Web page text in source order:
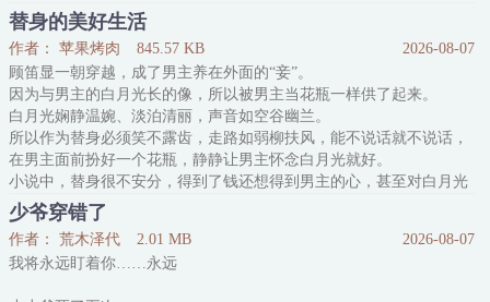
人生三万天，而他在比别人多出的无数个黑夜里祈祷长眠。
他并不打算前往雪山赴死，只是想在心中的应许之地好好睡上一觉。
雪山下偶遇曾经的老同学，
窦棠婴秉持着心动就撩，撩不动就色诱，色诱不成……
那就把他拐下山，用红尘腌入味。
然而共伴旅途三千里，窦棠婴认清
替身的美好生活
作者： 苹果烤肉 845.57 KB
2026-08-07
顾笛显一朝穿越，成了男主养在外面的“妾”。
因为与男主的白月光长的像，所以被男主当花瓶一样供了起来。
白月光娴静温婉、淡泊清丽，声音如空谷幽兰。
所以作为替身必须笑不露齿，走路如弱柳扶风，能不说话就不说话，
在男主面前扮好一个花瓶，静静让男主怀念白月光就好。
小说中，替身很不安分，得到了钱还想得到男主的心，甚至对白月光
下手，男主气愤之下一刀结果了替身。
最终恶毒替身死得其所，而男主终于与白月光在一起。
顾笛显表示这个工作可以接，只要不笑不说话就可以拿钱，哪来的好
事？
少爷穿错了
作者： 荒木泽代 2.01 MB
2026-08-07
我将永远盯着你……永远